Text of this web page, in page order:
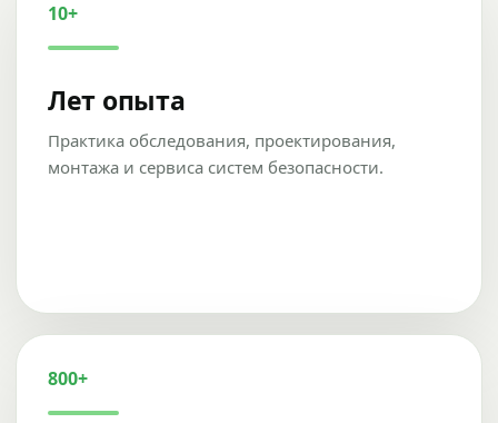
10+
Лет опыта
Практика обследования, проектирования,
монтажа и сервиса систем безопасности.
800+